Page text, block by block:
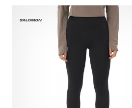
38 38⅔ 39⅓ 40 40⅔ 41⅓ 42 42⅔